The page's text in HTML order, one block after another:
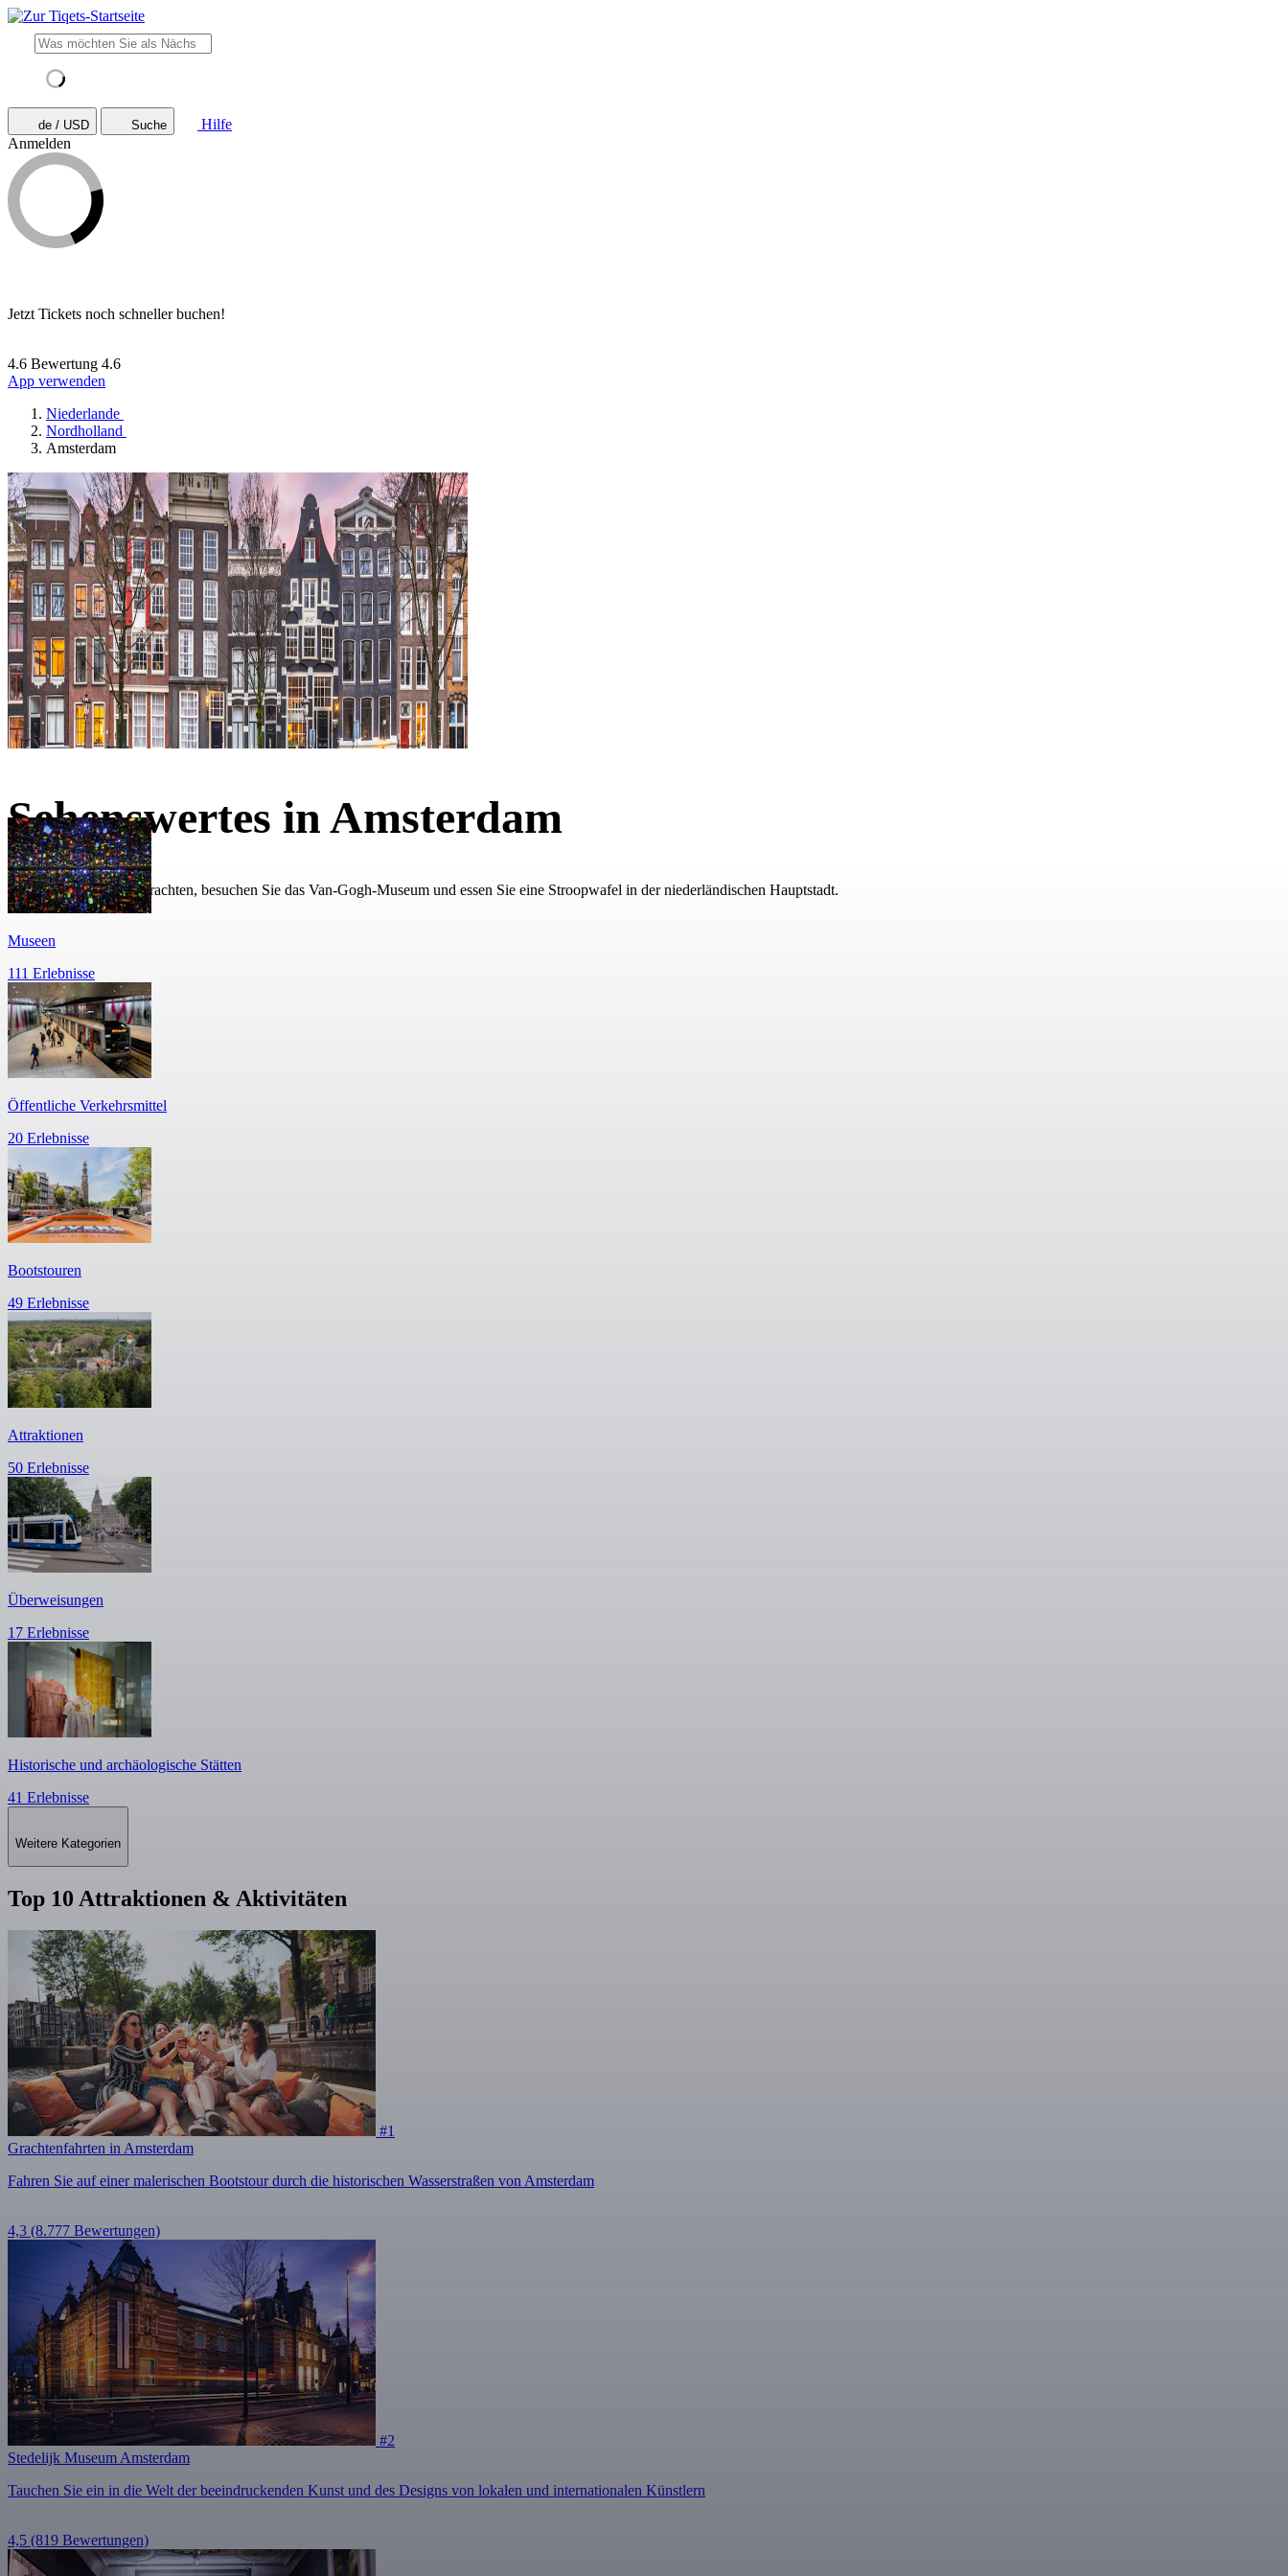
de / USD Suche
Hilfe
Anmelden
Jetzt Tickets noch schneller buchen!
4.6 Bewertung 4.6
App verwenden
Niederlande
Nordholland
Amsterdam
Sehenswertes in Amsterdam
Radeln Sie durch die Grachten, besuchen Sie das Van-Gogh-Museum und essen Sie eine Stroopwafel in der niederländischen Hauptstadt.
Museen
111 Erlebnisse
Öffentliche Verkehrsmittel
20 Erlebnisse
Bootstouren
49 Erlebnisse
Attraktionen
50 Erlebnisse
Überweisungen
17 Erlebnisse
Historische und archäologische Stätten
41 Erlebnisse
Weitere Kategorien
Top 10 Attraktionen & Aktivitäten
#1
Grachtenfahrten in Amsterdam
Fahren Sie auf einer malerischen Bootstour durch die historischen Wasserstraßen von Amsterdam
4,3 (8.777 Bewertungen)
#2
Stedelijk Museum Amsterdam
Tauchen Sie ein in die Welt der beeindruckenden Kunst und des Designs von lokalen und internationalen Künstlern
4,5 (819 Bewertungen)